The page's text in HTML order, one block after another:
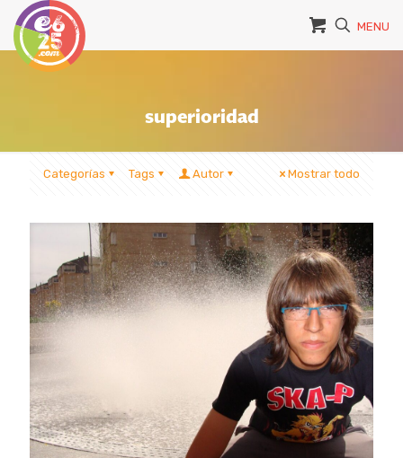
MENU
superioridad
Categorías Tags Autor Mostrar todo